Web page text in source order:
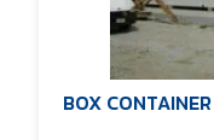
BOX